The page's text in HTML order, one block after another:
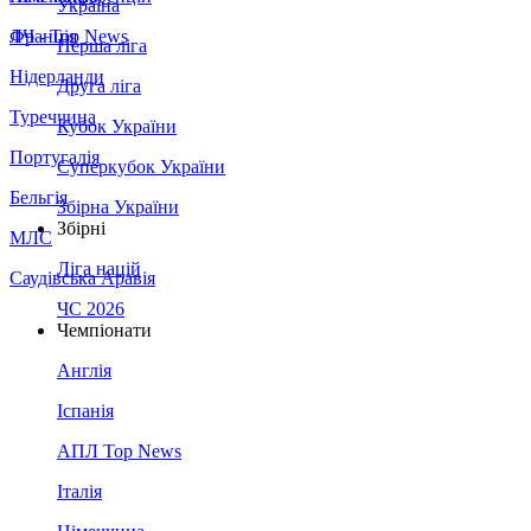
Франція
Нідерланди
Туреччина
Португалія
Бельгія
МЛС
Саудівська Аравія
ЛЧ - Top News
Україна
Перша ліга
Друга ліга
Кубок України
Суперкубок України
Збірна України
Збірні
Ліга націй
ЧС 2026
Чемпіонати
Англія
Іспанія
АПЛ Top News
Італія